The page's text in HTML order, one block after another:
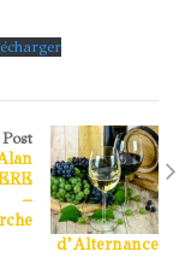
–
d’Alternance